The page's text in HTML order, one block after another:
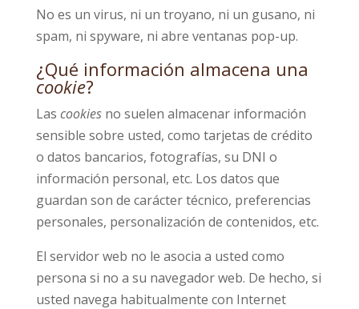
No es un virus, ni un troyano, ni un gusano, ni
spam, ni spyware, ni abre ventanas pop-up.
¿Qué información almacena una
cookie?
Las cookiesno suelen almacenar información
sensible sobre usted, como tarjetas de crédito
o datos bancarios, fotografías, su DNI o
información personal, etc. Los datos que
guardan son de carácter técnico, preferencias
personales, personalización de contenidos, etc.
El servidor web no le asocia a usted como
persona si no a su navegador web. De hecho, si
usted navega habitualmente con Internet